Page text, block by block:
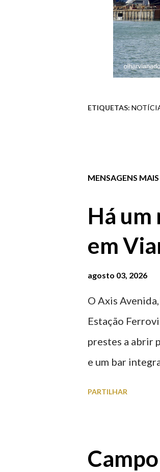
ETIQUETAS:
MENSAGENS
Há
em
agosto 03, 2026
O Axis
Estação
prestes a abrir
e um bar
PARTILHAR